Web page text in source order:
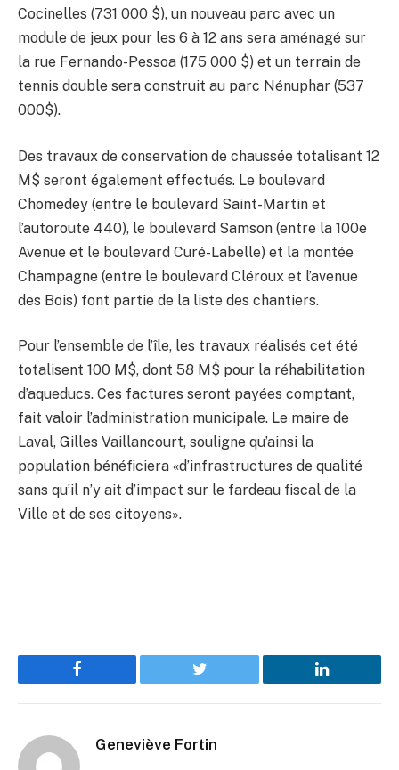
Cocinelles (731 000 $), un nouveau parc avec un
module de jeux pour les 6 à 12 ans sera aménagé sur
la rue Fernando-Pessoa (175 000 $) et un terrain de
tennis double sera construit au parc Nénuphar (537
000$).
Des travaux de conservation de chaussée totalisant 12
M$ seront également effectués. Le boulevard
Chomedey (entre le boulevard Saint-Martin et
l’autoroute 440), le boulevard Samson (entre la 100e
Avenue et le boulevard Curé-Labelle) et la montée
Champagne (entre le boulevard Cléroux et l’avenue
des Bois) font partie de la liste des chantiers.
Pour l’ensemble de l’île, les travaux réalisés cet été
totalisent 100 M$, dont 58 M$ pour la réhabilitation
d’aqueducs. Ces factures seront payées comptant,
fait valoir l’administration municipale. Le maire de
Laval, Gilles Vaillancourt, souligne qu’ainsi la
population bénéficiera «d’infrastructures de qualité
sans qu’il n’y ait d’impact sur le fardeau fiscal de la
Ville et de ses citoyens».
Facebook Twitter LinkedIn
Geneviève Fortin